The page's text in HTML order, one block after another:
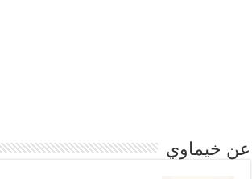
عن خيماوي